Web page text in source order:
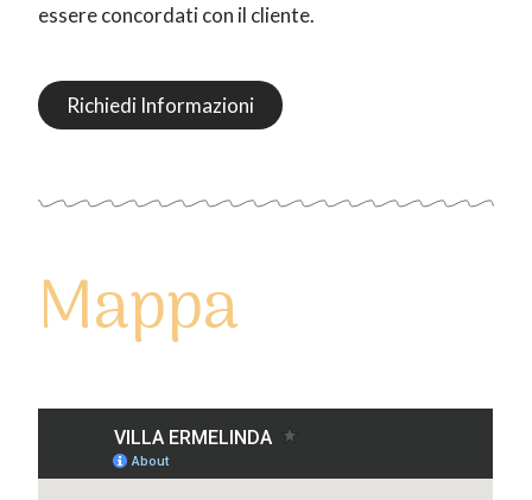
essere concordati con il cliente.
Richiedi Informazioni
Mappa